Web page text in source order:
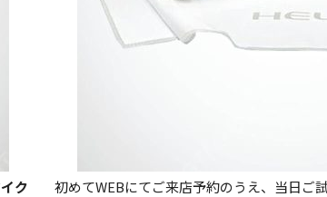
ク
初めてWEBにてご来店予約のうえ、当日ご